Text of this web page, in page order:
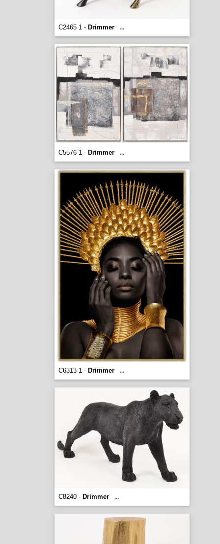
C2465 1 - Drimmer ...
C5576 1 - Drimmer ...
C6313 1 - Drimmer ...
C8240 - Drimmer ...